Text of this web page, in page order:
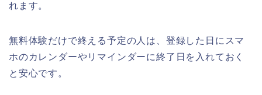
れます。
無料体験だけで終える予定の人は、登録した日にスマ
ホのカレンダーやリマインダーに終了日を入れておく
と安心です。